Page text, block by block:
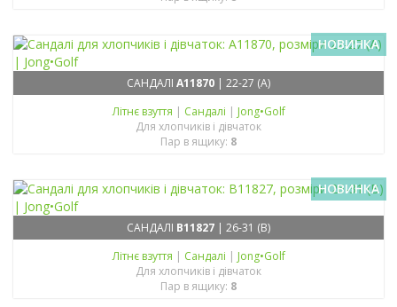
НОВИНКА
САНДАЛІ A11870 | 22-27 (A)
Літнє взуття | Сандалі | Jong•Golf
Для хлопчиків і дівчаток
Пар в ящику: 8
НОВИНКА
САНДАЛІ B11827 | 26-31 (B)
Літнє взуття | Сандалі | Jong•Golf
Для хлопчиків і дівчаток
Пар в ящику: 8